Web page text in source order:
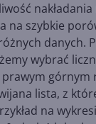
na szybkie
danych.
wybrać
górnym
lista, z
na